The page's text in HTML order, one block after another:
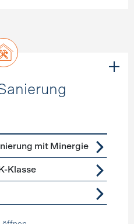
Sanierung
mit Minergie
Klasse